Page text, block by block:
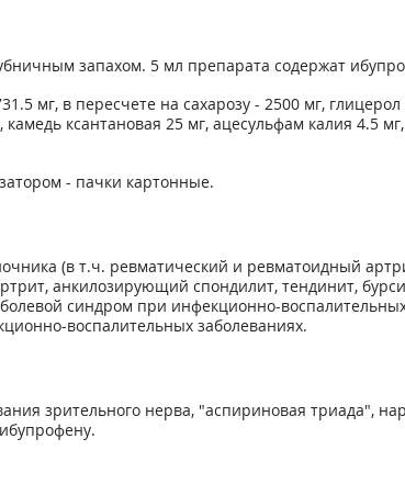
запахом. 5 мл препарата содержат
мг, в пересчете на сахарозу - 2500 мг,
ксантановая 25 мг, ацесульфам калия 4.5
- пачки картонные.
(в т.ч. ревматический и ревматоидный
анкилозирующий спондилит, тендинит,
синдром при инфекционно-
воспалительных заболеваниях.
зрительного нерва, "аспириновая триада",